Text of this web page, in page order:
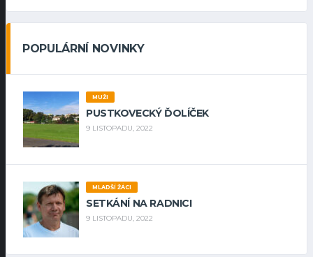
POPULÁRNÍ NOVINKY
MUŽI
PUSTKOVECKÝ ĎOLÍČEK
9 LISTOPADU, 2022
MLADŠÍ ŽÁCI
SETKÁNÍ NA RADNICI
9 LISTOPADU, 2022